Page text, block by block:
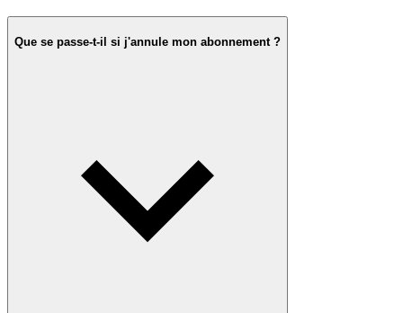
Que se passe-t-il si j'annule mon abonnement ?